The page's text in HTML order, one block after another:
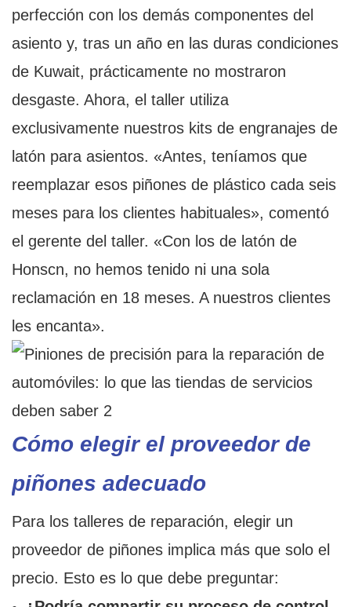
perfección con los demás componentes del
asiento y, tras un año en las duras condiciones
de Kuwait, prácticamente no mostraron
desgaste. Ahora, el taller utiliza
exclusivamente nuestros kits de engranajes de
latón para asientos. «Antes, teníamos que
reemplazar esos piñones de plástico cada seis
meses para los clientes habituales», comentó
el gerente del taller. «Con los de latón de
Honscn, no hemos tenido ni una sola
reclamación en 18 meses. A nuestros clientes
les encanta».
Cómo elegir el proveedor de
piñones adecuado
Para los talleres de reparación, elegir un
proveedor de piñones implica más que solo el
precio. Esto es lo que debe preguntar: